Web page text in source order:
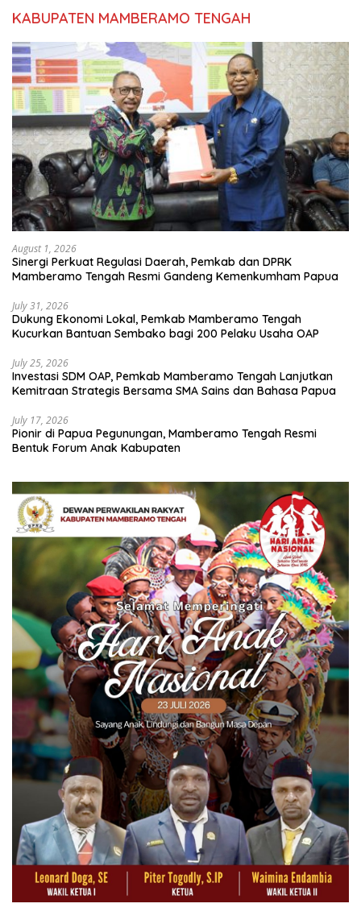
KABUPATEN MAMBERAMO TENGAH
August 1, 2026
Sinergi Perkuat Regulasi Daerah, Pemkab dan DPRK
Mamberamo Tengah Resmi Gandeng Kemenkumham Papua
July 31, 2026
Dukung Ekonomi Lokal, Pemkab Mamberamo Tengah
Kucurkan Bantuan Sembako bagi 200 Pelaku Usaha OAP
July 25, 2026
Investasi SDM OAP, Pemkab Mamberamo Tengah Lanjutkan
Kemitraan Strategis Bersama SMA Sains dan Bahasa Papua
July 17, 2026
Pionir di Papua Pegunungan, Mamberamo Tengah Resmi
Bentuk Forum Anak Kabupaten